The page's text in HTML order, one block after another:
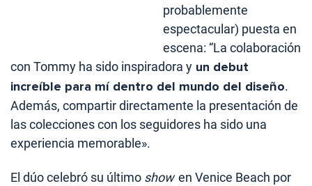
probablemente
espectacular) puesta en
escena: “La colaboración
con Tommy ha sido inspiradora y un debut
increíble para mí dentro del mundo del diseño.
Además, compartir directamente la presentación de
las colecciones con los seguidores ha sido una
experiencia memorable».
El dúo celebró su último showen Venice Beach por